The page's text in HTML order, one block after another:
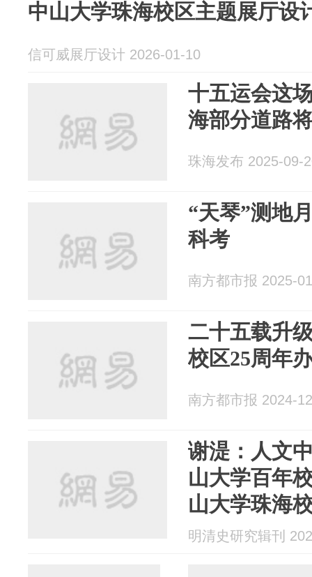
中山大学珠海校区主题展厅设
信可威展厅设计 2026-01-10
十五运会这
海部分道路
珠海发布 2025-09-
“天琴”测地
科考
南方都市报 2025-
二十五载升
校区25周年
南方都市报 2024-
谢湜：人文
山大学百年
山大学珠海
（六）
明清史研究辑刊